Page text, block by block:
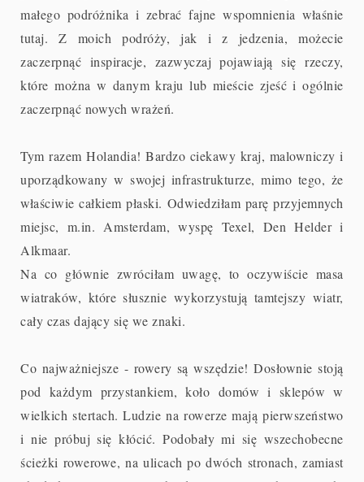
małego podróżnika i zebrać fajne wspomnienia właśnie
tutaj. Z moich podróży, jak i z jedzenia, możecie
zaczerpnąć inspiracje, zazwyczaj pojawiają się rzeczy,
które można w danym kraju lub mieście zjeść i ogólnie
zaczerpnąć nowych wrażeń.
Tym razem Holandia! Bardzo ciekawy kraj, malowniczy i
uporządkowany w swojej infrastrukturze, mimo tego, że
właściwie całkiem płaski. Odwiedziłam parę przyjemnych
miejsc, m.in. Amsterdam, wyspę Texel, Den Helder i
Alkmaar.
Na co głównie zwróciłam uwagę, to oczywiście masa
wiatraków, które słusznie wykorzystują tamtejszy wiatr,
cały czas dający się we znaki.
Co najważniejsze - rowery są wszędzie! Dosłownie stoją
pod każdym przystankiem, koło domów i sklepów w
wielkich stertach. Ludzie na rowerze mają pierwszeństwo
i nie próbuj się kłócić. Podobały mi się wszechobecne
ścieżki rowerowe, na ulicach po dwóch stronach, zamiast